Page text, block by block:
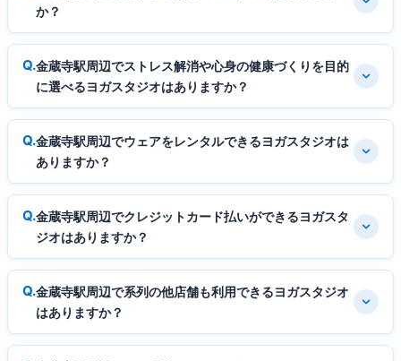
か？
金蔵寺駅周辺でストレス解消や心身の健康づくりを目的
に選べるヨガスタジオはありますか？
金蔵寺駅周辺でウェアをレンタルできるヨガスタジオは
ありますか？
金蔵寺駅周辺でクレジットカード払いができるヨガスタ
ジオはありますか？
金蔵寺駅周辺で系列の他店舗も利用できるヨガスタジオ
はありますか？